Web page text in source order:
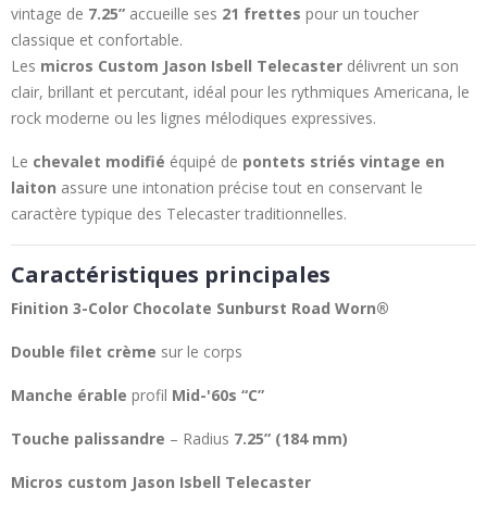
vintage de 7.25” accueille ses 21 frettes pour un toucher
classique et confortable.
Les micros Custom Jason Isbell Telecaster délivrent un son
clair, brillant et percutant, idéal pour les rythmiques Americana, le
rock moderne ou les lignes mélodiques expressives.
Le chevalet modifié équipé de pontets striés vintage en
laiton assure une intonation précise tout en conservant le
caractère typique des Telecaster traditionnelles.
Caractéristiques principales
Finition 3-Color Chocolate Sunburst Road Worn®
Double filet crème sur le corps
Manche érable profil Mid-'60s “C”
Touche palissandre – Radius 7.25” (184 mm)
Micros custom Jason Isbell Telecaster